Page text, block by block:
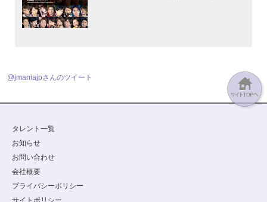
@jmaniajpさんのツイート
タレント一覧
お知らせ
お問い合わせ
会社概要
プライバシーポリシー
サイトポリシー